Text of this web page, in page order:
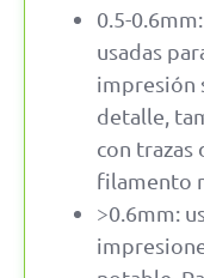
0.5-
usadas
impresión
detalle,
con trazas
filamento
>0.6mm: